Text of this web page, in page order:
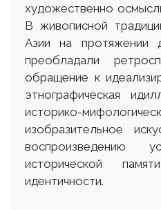
художественно
В живописной
Азии на протяжении
преобладали
обращение к
этнографическая
историко-
изобразительное
воспроизведению
исторической
идентичности.